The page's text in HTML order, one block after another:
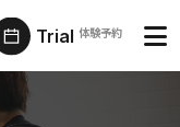
Trial 体験予約
ブログ